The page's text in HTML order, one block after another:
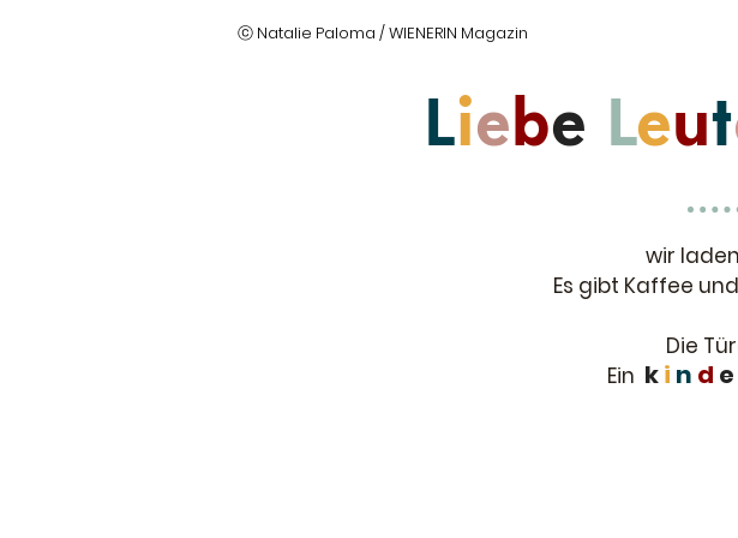
ⓒ Natalie Paloma / WIENERIN Magazin
Liebe Leut
wir
Es gibt Kaffee
Die
Ein ki n d e